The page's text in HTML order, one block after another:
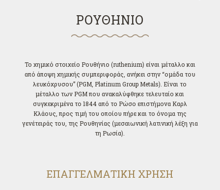
ΡΟΥΘΗΝΙΟ
Το χημικό στοιχείο Ρουθήνιο (ruthenium) είναι μέταλλο και
από άποψη χημικής συμπεριφοράς, ανήκει στην “ομάδα του
λευκόχρυσου” (PGM, Platinum Group Metals). Είναι το
μέταλλο των PGM που ανακαλύφθηκε τελευταίο και
συγκεκριμένα το 1844 από το Ρώσο επιστήμονα Καρλ
Κλάους, προς τιμή του οποίου πήρε και το όνομα της
γενέτειράς του, της Ρουθηνίας (μεσαιωνική λατινική λέξη για
τη Ρωσία).
ΕΠΑΓΓΕΛΜΑΤΙΚΗ ΧΡΗΣΗ